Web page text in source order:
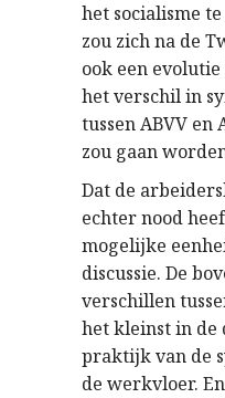
het socialisme
zou zich na de
ook een
het verschil in
tussen ABVV
zou gaan
Dat de
echter nood
mogelijke
discussie. De
verschillen
het kleinst in de
praktijk van de
de werkvloer.